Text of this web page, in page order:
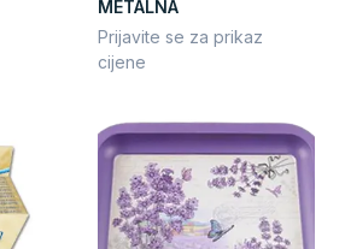
METALNA
Prijavite se za prikaz
cijene